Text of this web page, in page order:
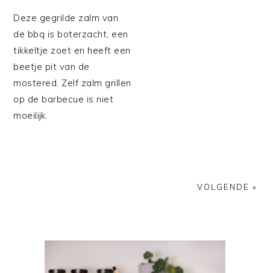
Deze gegrilde zalm van
de bbq is boterzacht, een
tikkeltje zoet en heeft een
beetje pit van de
mostered. Zelf zalm grillen
op de barbecue is niet
moeilijk.
VOLGENDE »